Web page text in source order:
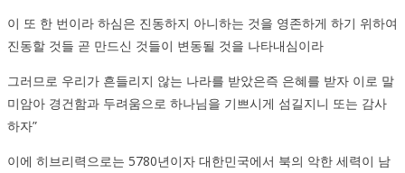
이 또 한 번이라 하심은 진동하지 아니하는 것을 영존하게 하기 위하여
진동할 것들 곧 만드신 것들이 변동될 것을 나타내심이라
그러므로 우리가 흔들리지 않는 나라를 받았은즉 은혜를 받자 이로 말
미암아 경건함과 두려움으로 하나님을 기쁘시게 섬길지니 또는 감사
하자”
이에 히브리력으로는 5780년이자 대한민국에서 북의 악한 세력이 남